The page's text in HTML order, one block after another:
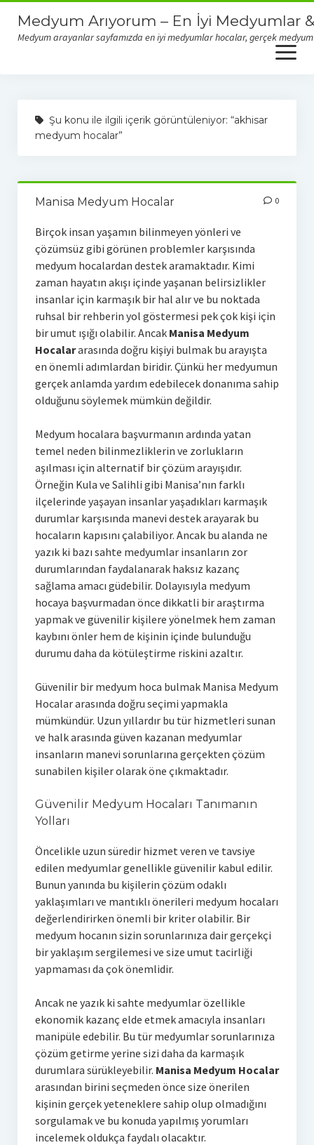
Medyum Arıyorum – En İyi Medyumlar
Medyum arayanlar sayfamızda en iyi medyumlar hocalar, gerçek
open
menu
Şu konu ile ilgili içerik görüntüleniyor: “akhisar
medyum hocalar”
Manisa Medyum Hocalar 0
Birçok insan yaşamın bilinmeyen yönleri ve
çözümsüz gibi görünen problemler karşısında
medyum hocalardan destek aramaktadır. Kimi
zaman hayatın akışı içinde yaşanan belirsizlikler
insanlar için karmaşık bir hal alır ve bu noktada
ruhsal bir rehberin yol göstermesi pek çok kişi için
bir umut ışığı olabilir. Ancak Manisa Medyum
Hocalararasında doğru kişiyi bulmak bu arayışta
en önemli adımlardan biridir. Çünkü her medyumun
gerçek anlamda yardım edebilecek donanıma sahip
olduğunu söylemek mümkün değildir.
Medyum hocalara başvurmanın ardında yatan
temel neden bilinmezliklerin ve zorlukların
aşılması için alternatif bir çözüm arayışıdır.
Örneğin Kula ve Salihli gibi Manisa’nın farklı
ilçelerinde yaşayan insanlar yaşadıkları karmaşık
durumlar karşısında manevi destek arayarak bu
hocaların kapısını çalabiliyor. Ancak bu alanda ne
yazık ki bazı sahte medyumlar insanların zor
durumlarından faydalanarak haksız kazanç
sağlama amacı güdebilir. Dolayısıyla medyum
hocaya başvurmadan önce dikkatli bir araştırma
yapmak ve güvenilir kişilere yönelmek hem zaman
kaybını önler hem de kişinin içinde bulunduğu
durumu daha da kötüleştirme riskini azaltır.
Güvenilir bir medyum hoca bulmak Manisa Medyum
Hocalar arasında doğru seçimi yapmakla
mümkündür. Uzun yıllardır bu tür hizmetleri sunan
ve halk arasında güven kazanan medyumlar
insanların manevi sorunlarına gerçekten çözüm
sunabilen kişiler olarak öne çıkmaktadır.
Güvenilir Medyum Hocaları Tanımanın
Yolları
Öncelikle uzun süredir hizmet veren ve tavsiye
edilen medyumlar genellikle güvenilir kabul edilir.
Bunun yanında bu kişilerin çözüm odaklı
yaklaşımları ve mantıklı önerileri medyum hocaları
değerlendirirken önemli bir kriter olabilir. Bir
medyum hocanın sizin sorunlarınıza dair gerçekçi
bir yaklaşım sergilemesi ve size umut tacirliği
yapmaması da çok önemlidir.
Ancak ne yazık ki sahte medyumlar özellikle
ekonomik kazanç elde etmek amacıyla insanları
manipüle edebilir. Bu tür medyumlar sorunlarınıza
çözüm getirme yerine sizi daha da karmaşık
durumlara sürükleyebilir. Manisa Medyum Hocalar
arasından birini seçmeden önce size önerilen
kişinin gerçek yeteneklere sahip olup olmadığını
sorgulamak ve bu konuda yapılmış yorumları
incelemek oldukça faydalı olacaktır.